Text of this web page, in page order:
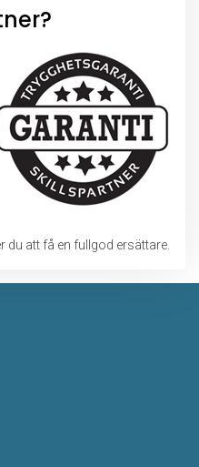
att få en fullgod ersättare.